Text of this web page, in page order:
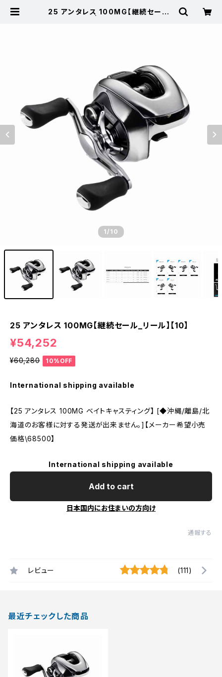
25 アンタレス 100MG【継続セール_
1/10
25 アンタレス 100MG【継続セール_リール】【10】
¥54,252
¥60,280 10%OFF
International shipping available
【25 アンタレス 100MG ベイトキャスティング】 [◆沖縄/離島/北
海道のお客様に対する発送が出来ません。]【メーカー希望小売
価格\68500】
International shipping available
Add to cart
日本国内にお住まいの方向け
通報する
レビュー (111)
最近チェックした商品